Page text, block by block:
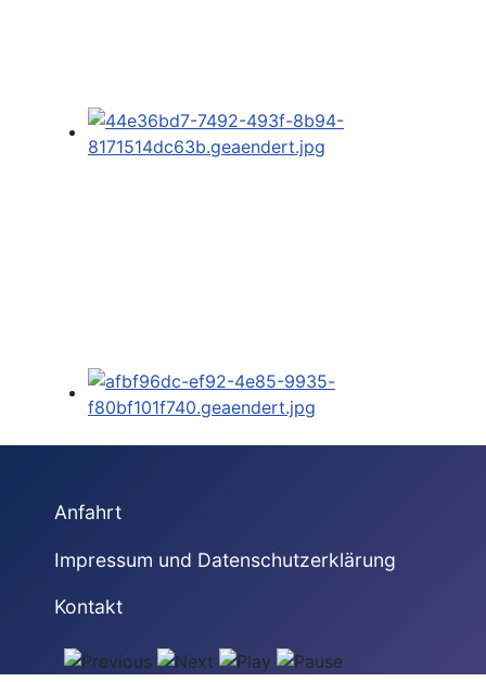
Anfahrt
Impressum und Datenschutzerklärung
Kontakt